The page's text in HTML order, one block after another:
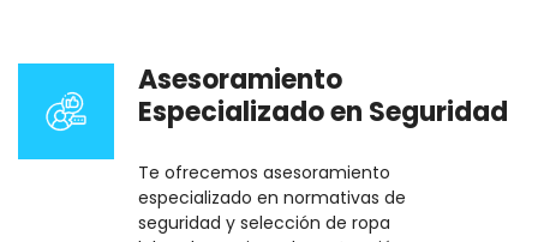
Asesoramiento
Especializado en Seguridad
Te ofrecemos asesoramiento
especializado en normativas de
seguridad y selección de ropa